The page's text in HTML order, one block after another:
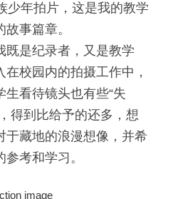
少年拍片，这是我的教学
事篇章。
既是纪录者，又是教学
校园内的拍摄工作中，
看待镜头也有些“失
得到比给予的还多，想
于藏地的浪漫想像，并希
考和学习。